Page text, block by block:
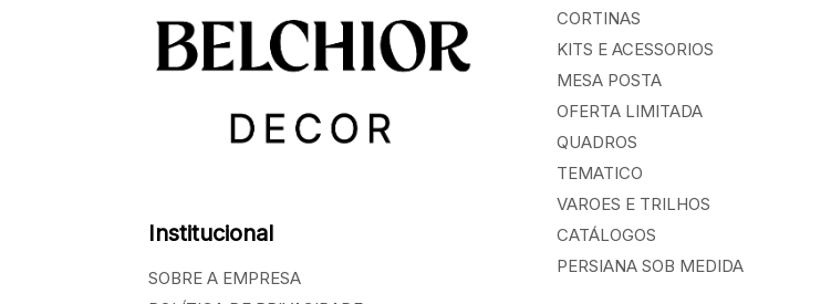
Institucional
SOBRE A EMPRESA
CORTINAS
KITS E ACESSORIOS
MESA POSTA
OFERTA LIMITADA
QUADROS
TEMATICO
VAROES E TRILHOS
CATÁLOGOS
PERSIANA SOB MEDIDA